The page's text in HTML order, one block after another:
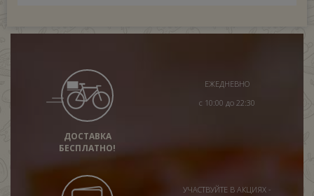
ДОСТАВКА
БЕСПЛАТНО!
ЕЖЕДНЕВНО
с 10:00 до 22:30
УЧАСТВУЙТЕ В АКЦИЯХ -